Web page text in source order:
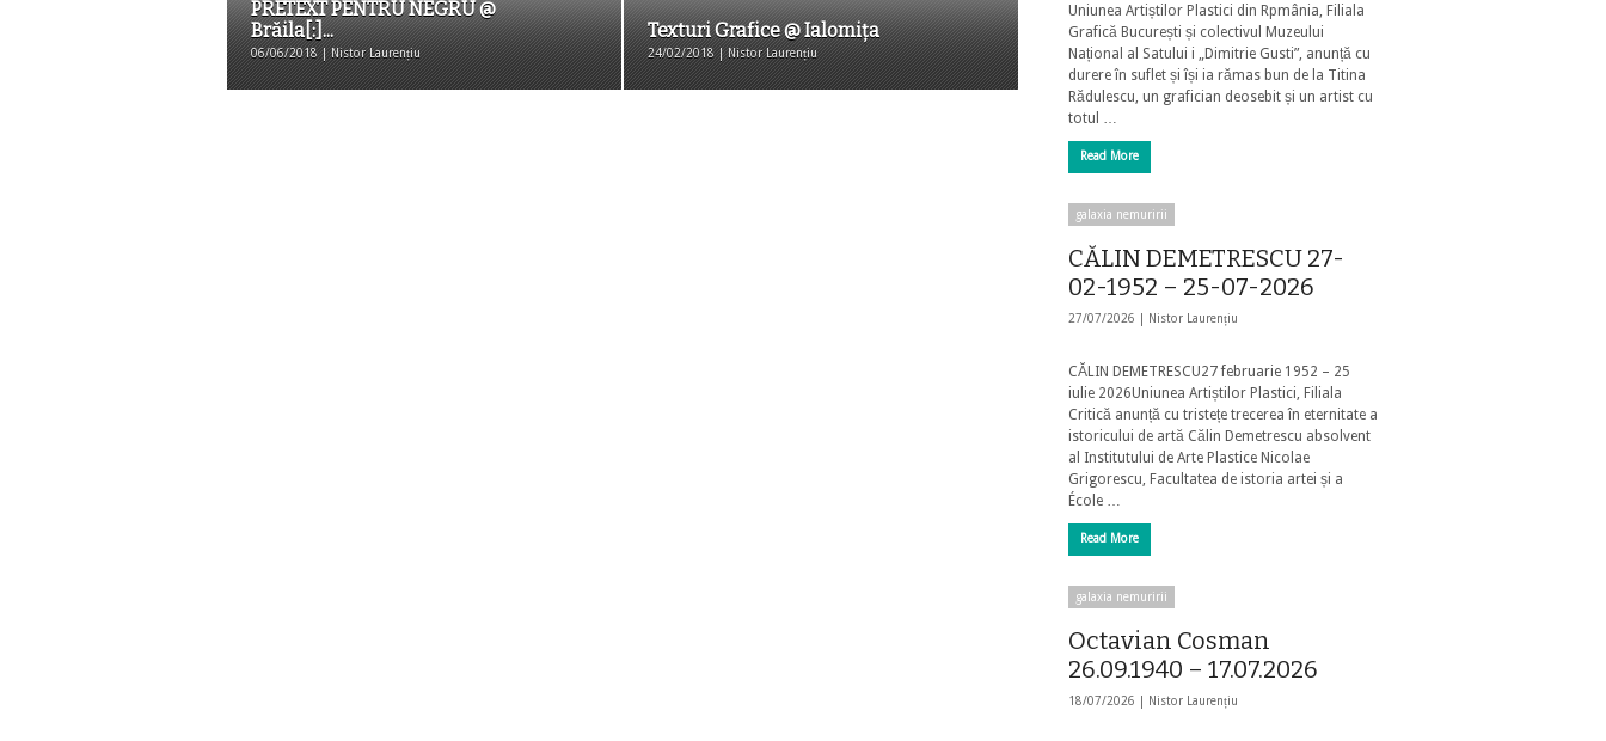
PRETEXT PENTRU NEGRU @
Brăila[:]...
06/06/2018 | Nistor Laurențiu
Texturi Grafice @ Ialomița
24/02/2018 | Nistor Laurențiu
Uniunea Artiștilor Plastici din Rpmânia, Filiala
Grafică București și colectivul Muzeului
Național al Satului i „Dimitrie Gusti”, anunță cu
durere în suflet și își ia rămas bun de la Titina
Rădulescu, un grafician deosebit și un artist cu
totul …
Read More
galaxia nemuririi
CĂLIN DEMETRESCU 27-
02-1952 – 25-07-2026
27/07/2026 | Nistor Laurențiu
CĂLIN DEMETRESCU27 februarie 1952 – 25
iulie 2026Uniunea Artiștilor Plastici, Filiala
Critică anunță cu tristețe trecerea în eternitate a
istoricului de artă Călin Demetrescu absolvent
al Institutului de Arte Plastice Nicolae
Grigorescu, Facultatea de istoria artei și a
École …
Read More
galaxia nemuririi
Octavian Cosman
26.09.1940 – 17.07.2026
18/07/2026 | Nistor Laurențiu